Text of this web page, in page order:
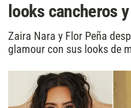
looks cancheros
Zaira Nara y Flor Peña
glamour con sus looks de